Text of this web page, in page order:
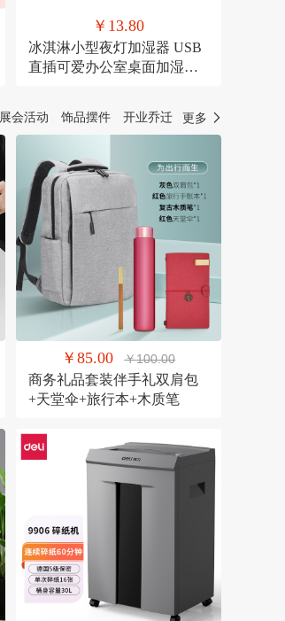
￥13.80
冰淇淋小型夜灯加湿器 USB
直插可爱办公室桌面加湿器
展会活动 饰品摆件 开业乔迁 更多
￥85.00 ￥100.00
商务礼品套装伴手礼双肩包
+天堂伞+旅行本+木质笔